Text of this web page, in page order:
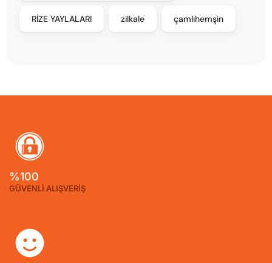
RİZE YAYLALARI zilkale çamlıhemşin
%100
GÜVENLİ ALIŞVERİŞ